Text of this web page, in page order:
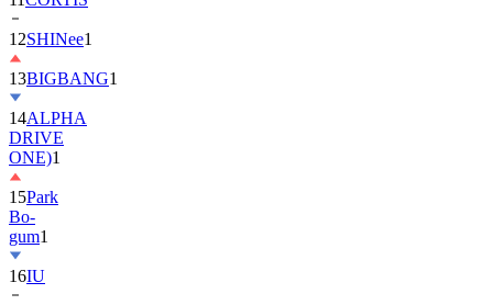
13BIGBANG
14ALPHA
DRIVE
ONE)1
15Park
Bo-
gum1
16IU
17NewJeans